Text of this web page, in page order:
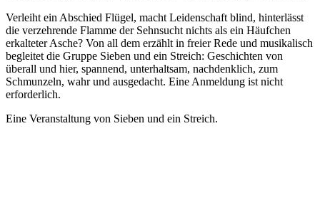
Verleiht ein Abschied Flügel, macht Leidenschaft blind, hinterlässt
die verzehrende Flamme der Sehnsucht nichts als ein Häufchen
erkalteter Asche? Von all dem erzählt in freier Rede und musikalisch
begleitet die Gruppe Sieben und ein Streich: Geschichten von
überall und hier, spannend, unterhaltsam, nachdenklich, zum
Schmunzeln, wahr und ausgedacht. Eine Anmeldung ist nicht
erforderlich.
Eine Veranstaltung von Sieben und ein Streich.